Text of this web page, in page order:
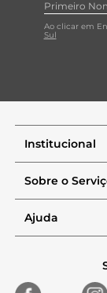
Ao clicar em
Sul
Institucional
Sobre o
Ajuda